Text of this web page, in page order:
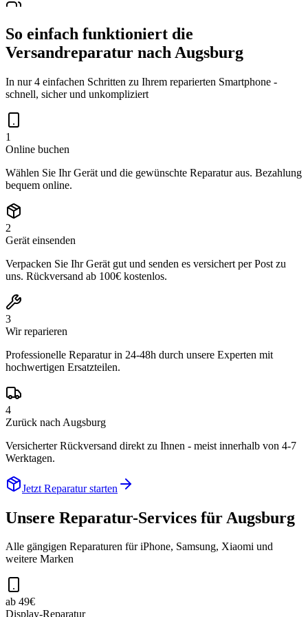
So einfach funktioniert die
Versandreparatur nach Augsburg
In nur 4 einfachen Schritten zu Ihrem reparierten Smartphone -
schnell, sicher und unkompliziert
1
Online buchen
Wählen Sie Ihr Gerät und die gewünschte Reparatur aus. Bezahlung
bequem online.
2
Gerät einsenden
Verpacken Sie Ihr Gerät gut und senden es versichert per Post zu
uns. Rückversand ab 100€ kostenlos.
3
Wir reparieren
Professionelle Reparatur in 24-48h durch unsere Experten mit
hochwertigen Ersatzteilen.
4
Zurück nach Augsburg
Versicherter Rückversand direkt zu Ihnen - meist innerhalb von 4-7
Werktagen.
Jetzt Reparatur starten
Unsere Reparatur-Services für Augsburg
Alle gängigen Reparaturen für iPhone, Samsung, Xiaomi und
weitere Marken
ab 49€
Display-Reparatur